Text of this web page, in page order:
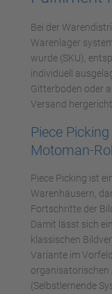
Bei der
Warenlager
wurde (SKU),
individuell
Gitterboden oder
Versand
Piece
Motoman-
Piece Picking ist
Warenhäusern,
Fortschritte der
Damit lässt sich
klassischen
Variante im
organisatorischen
(Selbstlernende